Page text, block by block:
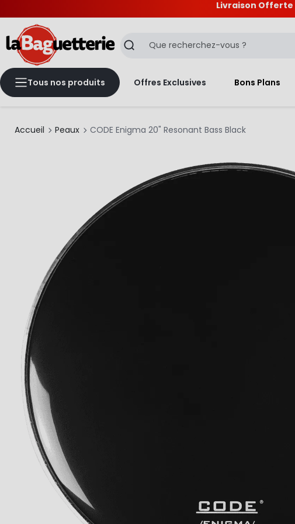
Livraison Offerte
Recherche
Tous nos produits Offres Exclusives Bons Plans
Accueil Peaux CODE Enigma 20" Resonant Bass Black